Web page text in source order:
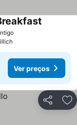
Ver preços
Partilhar